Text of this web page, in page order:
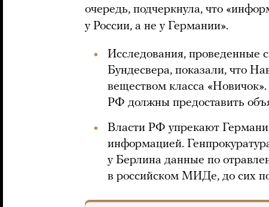
очередь, подчеркнула, что
у России, а не у Германии».
Исследования, проведенные
Бундесвера, показали, что
веществом класса
РФ должны предоставить
Власти РФ упрекают
информацией.
у Берлина данные по
в российском МИДе, до сих